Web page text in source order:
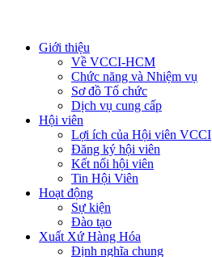
Giới thiệu
Về VCCI-HCM
Chức năng và Nhiệm vụ
Sơ đồ Tổ chức
Dịch vụ cung cấp
Hội viên
Lợi ích của Hội viên VCCI
Đăng ký hội viên
Kết nối hội viên
Tin Hội Viên
Hoạt động
Sự kiện
Đào tạo
Xuất Xứ Hàng Hóa
Định nghĩa chung